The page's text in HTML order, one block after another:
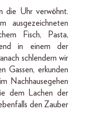
die Uhr verwöhnt.
ausgezeichneten
Fisch, Pasta,
in einem der
schlendern wir
Gassen, erkunden
Nachhausegehen
dem Lachen der
den Zauber